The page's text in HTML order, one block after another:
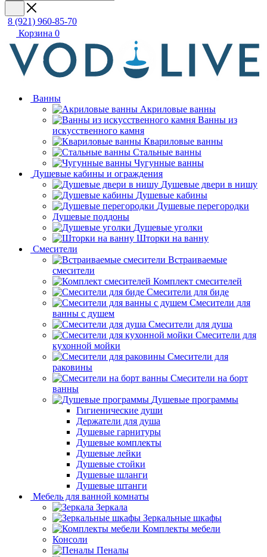
8 (921) 960-85-70
Корзина 0
Ванны
Акриловые ванны
Ванны из
искусственного камня
Квариловые ванны
Стальные ванны
Чугунные ванны
Душевые кабины и ограждения
Душевые двери в нишу
Душевые кабины
Душевые перегородки
Душевые поддоны
Душевые уголки
Шторки на ванну
Смесители
Встраиваемые
смесители
Комплект смесителей
Смесители для биде
Смесители для
ванны с душем
Смесители для душа
Смесители для
кухонной мойки
Смесители для
раковины
Смесители на борт
ванны
Душевые программы
Гигиенические души
Держатели для душа
Душевые гарнитуры
Душевые комплекты
Душевые лейки
Душевые стойки
Душевые шланги
Душевые штанги
Мебель для ванной комнаты
Зеркала
Зеркальные шкафы
Комплекты мебели
Консоли
Пеналы